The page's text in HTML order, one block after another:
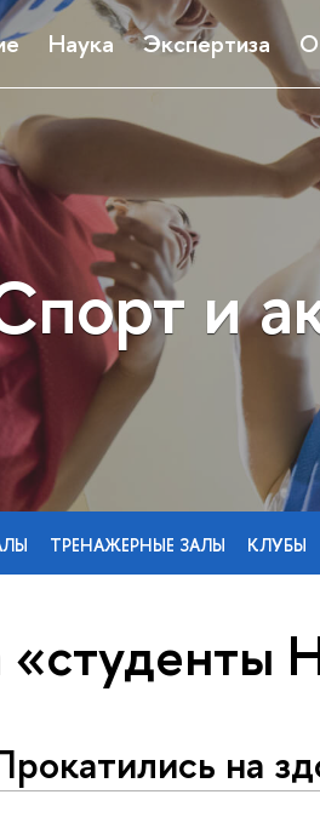
Наука Экспертиза
и
ТРЕНАЖЕРНЫЕ ЗАЛЫ КЛУБЫ
на